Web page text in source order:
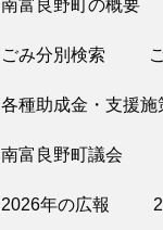
南富良野町の概要
ごみ分別検索
各種助成金・支援施
南富良野町議会
2026年の広報